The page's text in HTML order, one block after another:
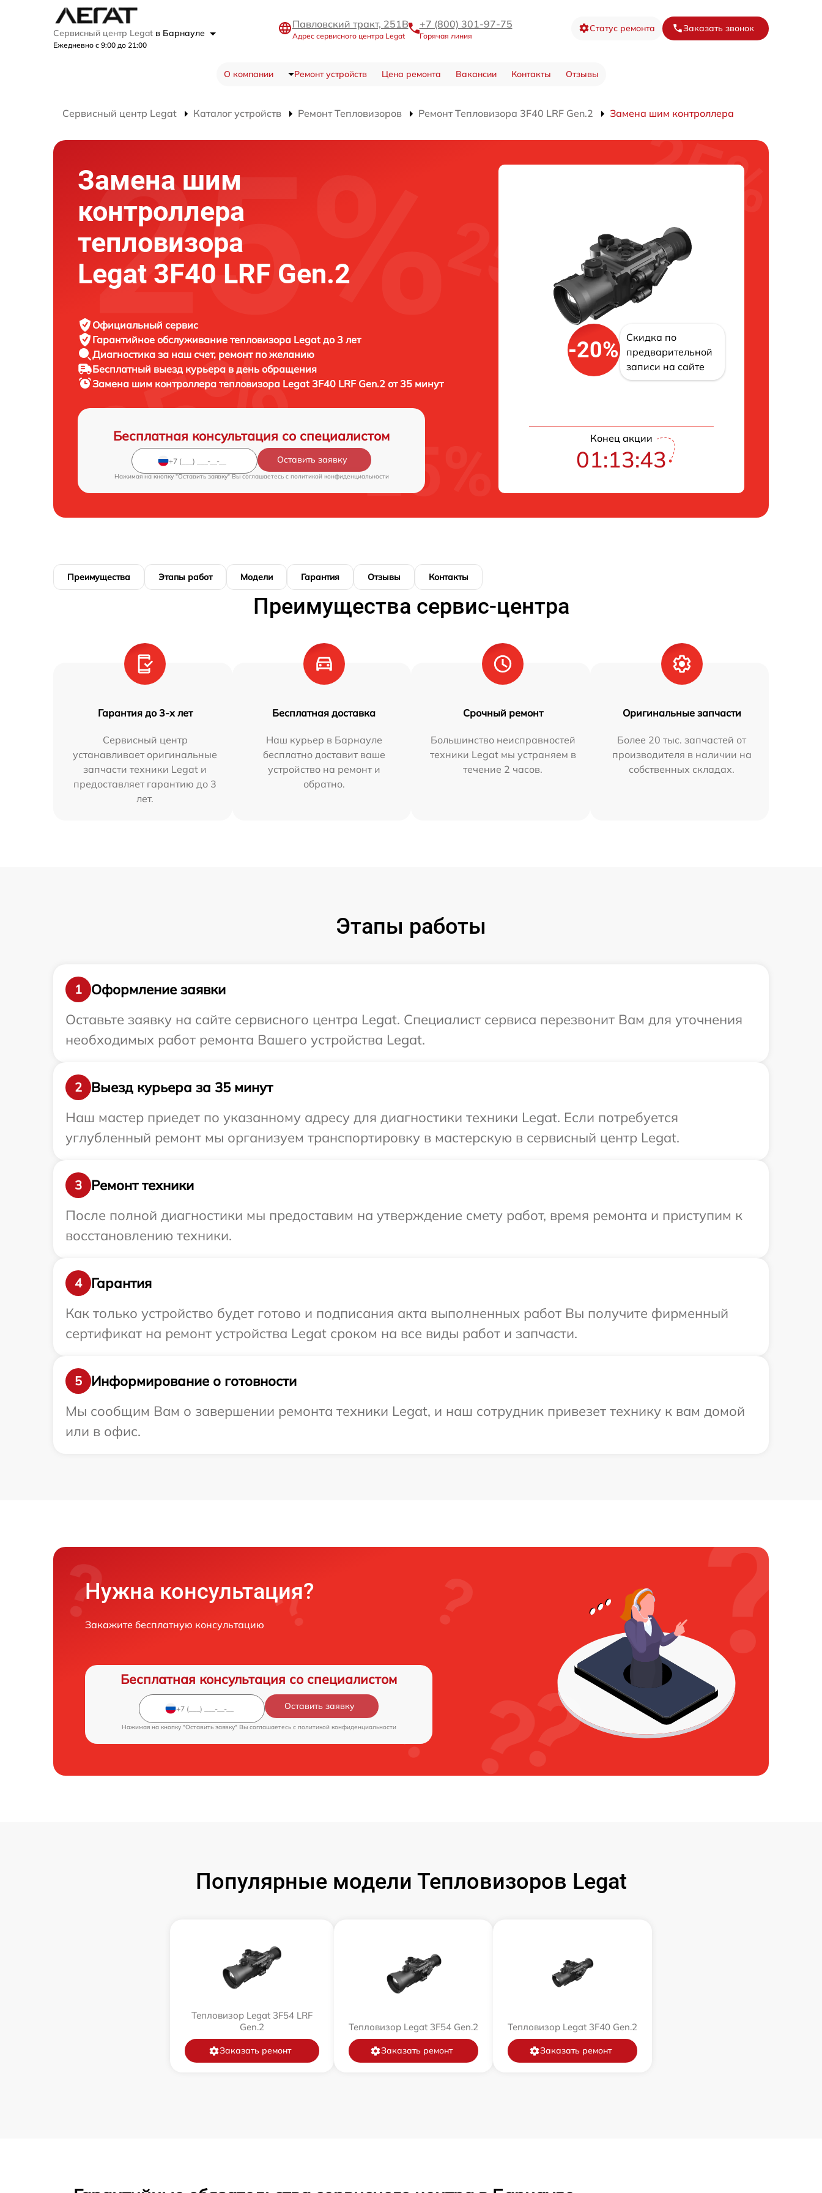
Сервисный центр Legat в Барнауле
Ежедневно с 9:00 до 21:00
Павловский тракт, 251В
Адрес сервисного центра Legat
+7 (800) 301-97-75
Горячая линия
Статус ремонта Заказать звонок
О компании Ремонт устройств Цена ремонта Вакансии Контакты Отзывы
Сервисный центр Legat Каталог устройств Ремонт Тепловизоров Ремонт Тепловизора 3F40 LRF Gen.2 Замена шим контроллера
Замена шим
контроллера
тепловизора
Legat 3F40 LRF Gen.2
Официальный сервис
Гарантийное обслуживание тепловизора Legat до 3 лет
Диагностика за наш счет, ремонт по желанию
Бесплатный выезд курьера в день обращения
Замена шим контроллера тепловизора Legat 3F40 LRF Gen.2 от 35 минут
Бесплатная консультация со специалистом
Оставить заявку
Нажимая на кнопку "Оставить заявку" Вы соглашаетесь c политикой конфиденциальности
-20%
Скидка по
предварительной
записи на сайте
Конец акции
01:13:42
Преимущества Этапы работ Модели Гарантия Отзывы Контакты
Преимущества сервис-центра
Гарантия до 3-х лет
Сервисный центр
устанавливает оригинальные
запчасти техники Legat и
предоставляет гарантию до 3
лет.
Бесплатная доставка
Наш курьер в Барнауле
бесплатно доставит ваше
устройство на ремонт и
обратно.
Срочный ремонт
Большинство неисправностей
техники Legat мы устраняем в
течение 2 часов.
Оригинальные запчасти
Более 20 тыс. запчастей от
производителя в наличии на
собственных складах.
Этапы работы
1
Оформление заявки
Оставьте заявку на сайте сервисного центра Legat. Специалист сервиса перезвонит Вам для уточнения
необходимых работ ремонта Вашего устройства Legat.
2
Выезд курьера за 35 минут
Наш мастер приедет по указанному адресу для диагностики техники Legat. Если потребуется
углубленный ремонт мы организуем транспортировку в мастерскую в сервисный центр Legat.
3
Ремонт техники
После полной диагностики мы предоставим на утверждение смету работ, время ремонта и приступим к
восстановлению техники.
4
Гарантия
Как только устройство будет готово и подписания акта выполненных работ Вы получите фирменный
сертификат на ремонт устройства Legat сроком на все виды работ и запчасти.
5
Информирование о готовности
Мы сообщим Вам о завершении ремонта техники Legat, и наш сотрудник привезет технику к вам домой
или в офис.
Нужна консультация?
Закажите бесплатную консультацию
Бесплатная консультация со специалистом
Оставить заявку
Нажимая на кнопку "Оставить заявку" Вы соглашаетесь c политикой конфиденциальности
Популярные модели Тепловизоров Legat
Тепловизор Legat 3F54 LRF
Gen.2
Заказать ремонт
Тепловизор Legat 3F54 Gen.2
Заказать ремонт
Тепловизор Legat 3F40 Gen.2
Заказать ремонт